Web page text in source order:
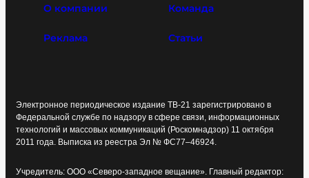
О компании Команда
Реклама Статьи
Электронное периодическое издание ТВ-21 зарегистрировано в
Федеральной службе по надзору в сфере связи, информационных
технологий и массовых коммуникаций (Роскомнадзор) 11 октября
2011 года. Выписка из реестра Эл № ФС77–46924.
Учредитель: ООО «Северо-западное вещание». Главный редактор: